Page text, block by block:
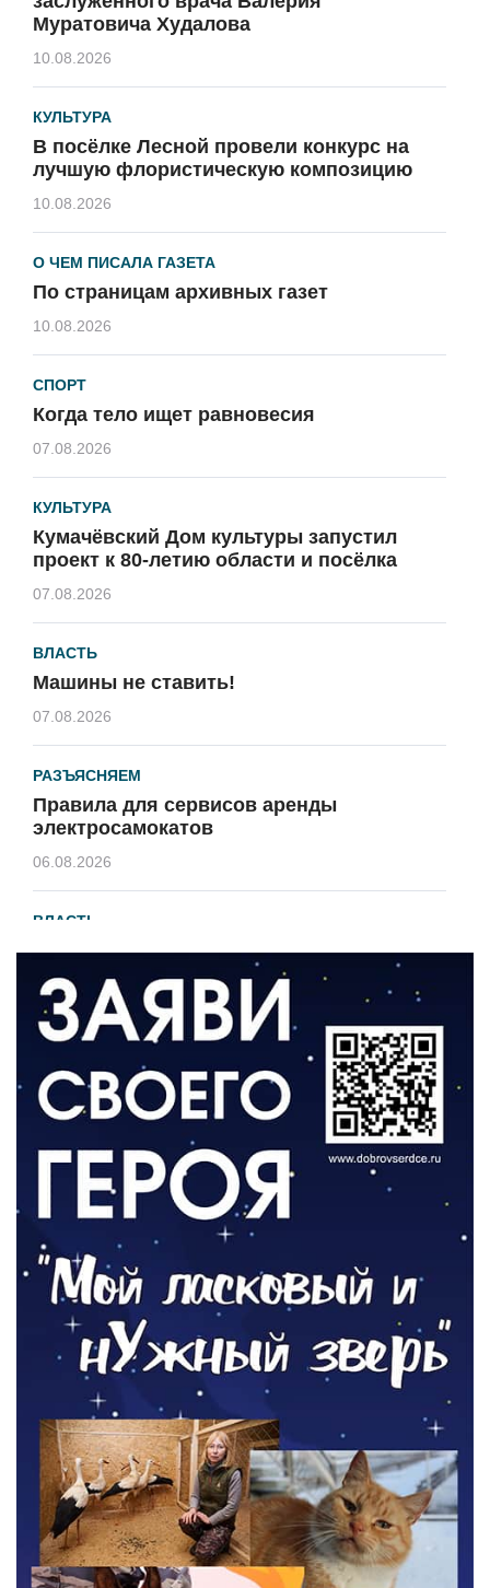
Муратовича Худалова
10.08.2026
КУЛЬТУРА
В посёлке Лесной провели конкурс на
лучшую флористическую композицию
10.08.2026
О ЧЕМ ПИСАЛА ГАЗЕТА
По страницам архивных газет
10.08.2026
СПОРТ
Когда тело ищет равновесия
07.08.2026
КУЛЬТУРА
Кумачёвский Дом культуры запустил
проект к 80-летию области и посёлка
07.08.2026
ВЛАСТЬ
Машины не ставить!
07.08.2026
РАЗЪЯСНЯЕМ
Правила для сервисов аренды
электросамокатов
06.08.2026
ВЛАСТЬ
В 2026 году установят 16 станций
водоподготовки в посёлках области
06.08.2026
ВЛАСТЬ
Новый учебный год и готовность к
отопительному сезону
06.08.2026
РАЗЪЯСНЯЕМ
Где хранить велосипед?
06.08.2026